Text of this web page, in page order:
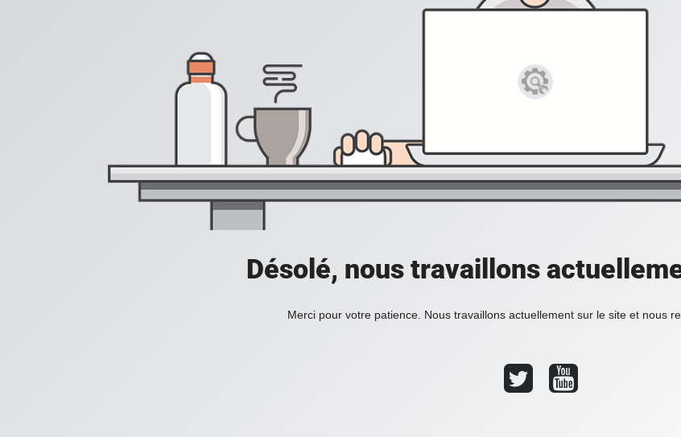
Désolé, nous travaillons
Merci pour votre patience. Nous travaillons actuellement sur le site et nous